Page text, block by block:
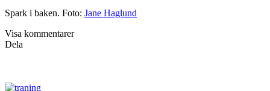
Spark i baken. Foto: Jane Haglund
Visa kommentarer
Dela